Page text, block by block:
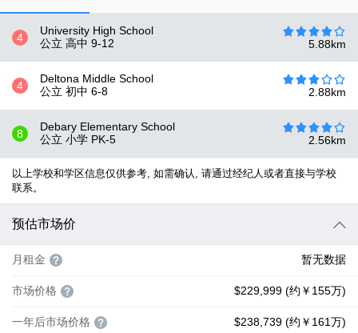
4
University High School
公立 高中 9-12 5.88km
4
Deltona Middle School
公立 初中 6-8 2.88km
8
Debary Elementary School
公立 小学 PK-5 2.56km
以上学校和学区信息仅供参考, 如需确认, 请通过经纪人或者直接与学校
联系。
预估市场价
月租金 暂无数据
市场价格 $229,999 (约￥155万)
一年后市场价格 $238,739 (约￥161万)